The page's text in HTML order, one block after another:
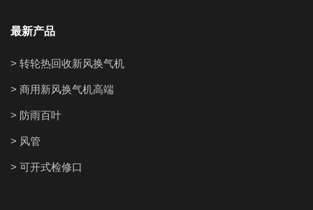
最新产品
> 转轮热回收新风换气机
> 商用新风换气机高端
> 防雨百叶
> 风管
> 可开式检修口